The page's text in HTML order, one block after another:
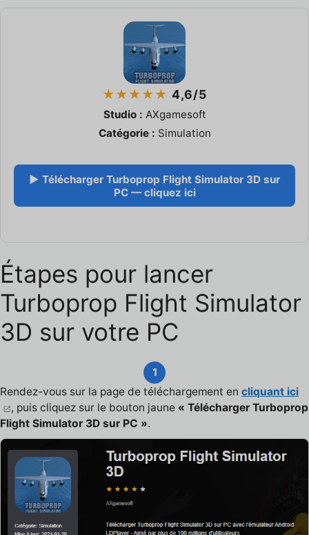
★★★★★ 4,6/5
Studio : AXgamesoft
Catégorie : Simulation
▶ Télécharger Turboprop Flight Simulator 3D sur
PC — cliquez ici
Étapes pour lancer
Turboprop Flight Simulator
3D sur votre PC
1
Rendez-vous sur la page de téléchargement en cliquant ici
, puis cliquez sur le bouton jaune « Télécharger Turboprop
Flight Simulator 3D sur PC ».